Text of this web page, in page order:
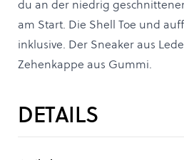
du an der niedrig
am Start. Die Shell Toe und
inklusive. Der Sneaker aus
Zehenkappe aus Gummi.
DETAILS